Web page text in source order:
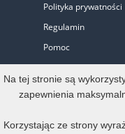
Polityka prywatności
Regulamin
Pomoc
Biuro Prasowe
Oferta
Na tej stronie są
zapewnienia
Korzystając ze strony